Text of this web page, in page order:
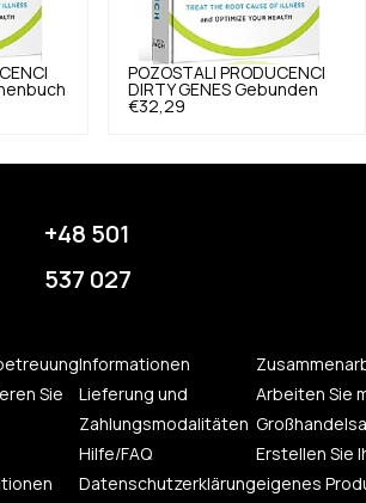
POZOSTALI PRODUCENCI
DIRTY GENES Gebunden
€32,29
+48 501
537 027
Sie
Informationen
Lieferung und
Zahlungsmodalitäten
Hilfe/FAQ
Datenschutzerklärung
Arbeiten Sie
Erstellen Sie
eigenes